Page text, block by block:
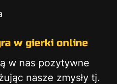
w gierki online
w nas pozytywne
nasze zmysły tj.